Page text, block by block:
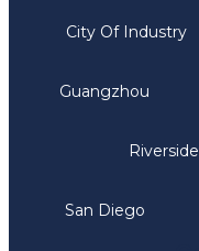
City Of Industry
Guangzhou
Riverside
San Diego